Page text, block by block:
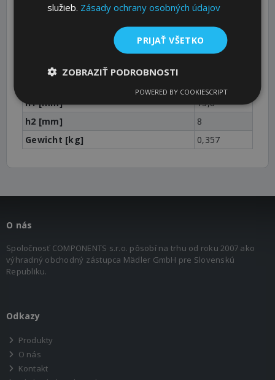
Größe Ø dw [mm]
30
2200
45
Ø D1 [mm]
h1 [mm]
13,8
h2 [mm]
8
Gewicht [kg]
0,357
O nás
Spoločnosť COMPONENTS s.r.o. pôsobí na trhu od roku 2007 ako
výhradný obchodný zástupca Mädler GmbH pre Slovenskú
Republiku.
Odkazy
Produkty
O nás
Kontakt
služieb. Zásady ochrany osobných údajov
PRIJAŤ VŠETKO
ZOBRAZIŤ PODROBNOSTI
POWERED BY COOKIESCRIPT